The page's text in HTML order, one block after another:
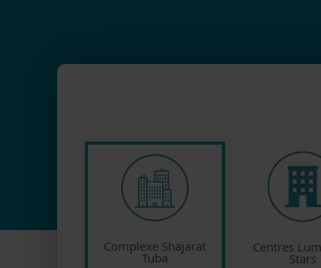
Complexe Shajarat
Tuba
Centres
Stars